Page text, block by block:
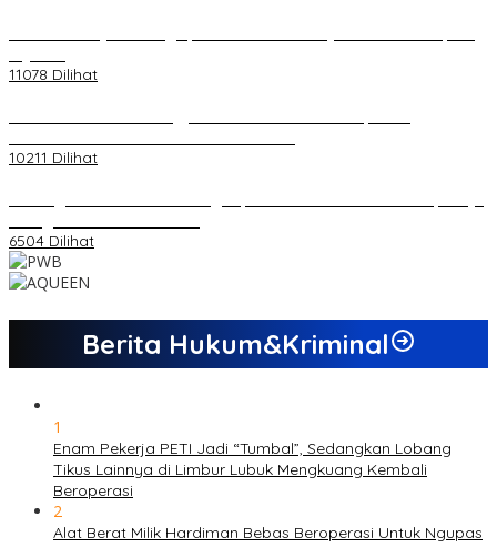
11078 Dilihat
10211 Dilihat
6504 Dilihat
Berita Hukum&Kriminal
1
Enam Pekerja PETI Jadi “Tumbal”, Sedangkan Lobang
Tikus Lainnya di Limbur Lubuk Mengkuang Kembali
Beroperasi
2
Alat Berat Milik Hardiman Bebas Beroperasi Untuk Ngupas